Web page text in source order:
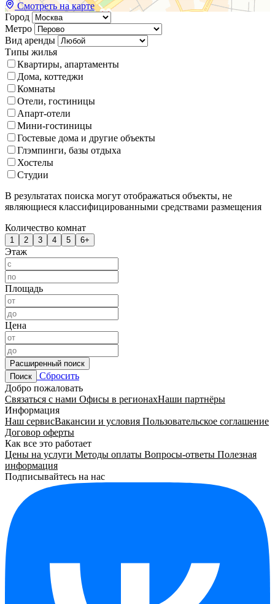
Смотреть на карте
Город
Метро
Вид аренды
Типы жилья
Квартиры, апартаменты
Дома, коттеджи
Комнаты
Отели, гостиницы
Апарт-отели
Мини-гостиницы
Гостевые дома и другие объекты
Глэмпинги, базы отдыха
Хостелы
Студии
В результатах поиска могут отображаться объекты, не
являющиеся классифицированными средствами размещения
Количество комнат
1 2 3 4 5 6+
Этаж
Площадь
Цена
Расширенный поиск
Поиск
Сбросить
Добро пожаловать
Связаться с нами Офисы в регионахНаши партнёры
Информация
Наш сервисВакансии и условия Пользовательское соглашение
Договор оферты
Как все это работает
Цены на услуги Методы оплаты Вопросы-ответы Полезная
информация
Подписывайтесь на нас